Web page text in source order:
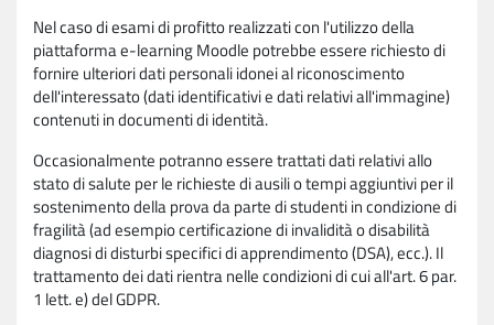
Nel caso di esami di profitto realizzati con l'utilizzo della
piattaforma e-learning Moodle potrebbe essere richiesto di
fornire ulteriori dati personali idonei al riconoscimento
dell'interessato (dati identificativi e dati relativi all'immagine)
contenuti in documenti di identità.
Occasionalmente potranno essere trattati dati relativi allo
stato di salute per le richieste di ausili o tempi aggiuntivi per il
sostenimento della prova da parte di studenti in condizione di
fragilità (ad esempio certificazione di invalidità o disabilità
diagnosi di disturbi specifici di apprendimento (DSA), ecc.). Il
trattamento dei dati rientra nelle condizioni di cui all'art. 6 par.
1 lett. e) del GDPR.